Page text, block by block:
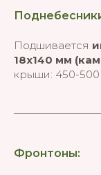
Подшивается
18х140 мм
крыши: 450-
Фронтоны: